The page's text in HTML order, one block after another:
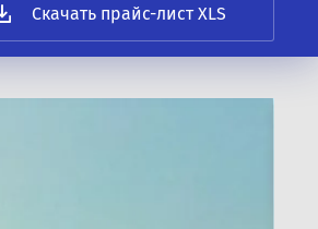
Скачать прайс-лист XLS